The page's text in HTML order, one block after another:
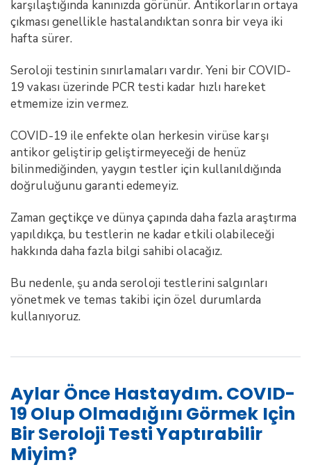
karşılaştığında kanınızda görünür. Antikorların ortaya
çıkması genellikle hastalandıktan sonra bir veya iki
hafta sürer.
Seroloji testinin sınırlamaları vardır. Yeni bir COVID-
19 vakası üzerinde PCR testi kadar hızlı hareket
etmemize izin vermez.
COVID-19 ile enfekte olan herkesin virüse karşı
antikor geliştirip geliştirmeyeceği de henüz
bilinmediğinden, yaygın testler için kullanıldığında
doğruluğunu garanti edemeyiz.
Zaman geçtikçe ve dünya çapında daha fazla araştırma
yapıldıkça, bu testlerin ne kadar etkili olabileceği
hakkında daha fazla bilgi sahibi olacağız.
Bu nedenle, şu anda seroloji testlerini salgınları
yönetmek ve temas takibi için özel durumlarda
kullanıyoruz.
Aylar Önce Hastaydım. COVID-
19 Olup Olmadığını Görmek Için
Bir Seroloji Testi Yaptırabilir
Miyim?